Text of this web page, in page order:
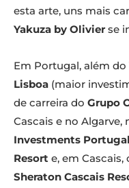
esta arte, uns mais
Yakuza by Olivier se
Em Portugal, além do
Lisboa (maior
de carreira do Grupo
Cascais e no
Investments Portugal
Resort e, em Cascais,
Sheraton Cascais